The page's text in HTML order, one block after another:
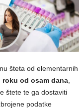
šteta od elementarnih
roku od osam dana
štete te ga dostaviti
podatke